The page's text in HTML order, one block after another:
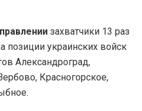
захватчики 13 раз
позиции украинских войск
Александроград,
Красногорское,